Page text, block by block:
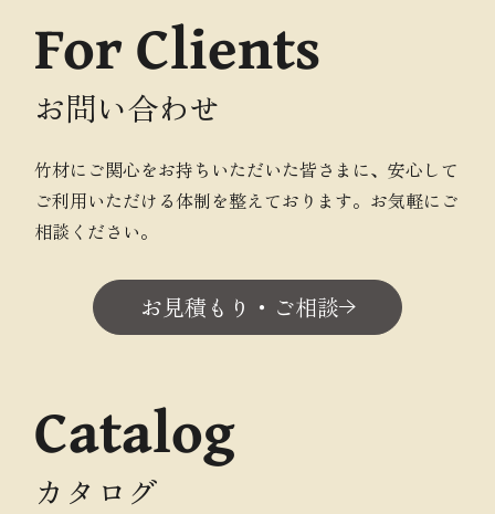
For Clients
お問い合わせ
竹材にご関心をお持ちいただいた皆さまに、安心して
ご利用いただける体制を整えております。お気軽にご
相談ください。
お見積もり・ご相談
Catalog
カタログ